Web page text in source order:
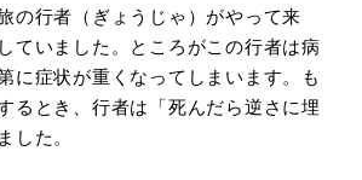
の行者（ぎょうじゃ）がやって来
ていました。ところがこの行者は病
に症状が重くなってしまいます。も
るとき、行者は「死んだら逆さに埋
した。